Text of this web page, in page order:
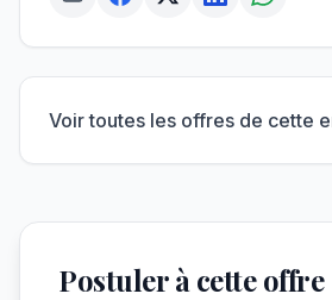
Voir toutes les offres de cette
Postuler à cette offre